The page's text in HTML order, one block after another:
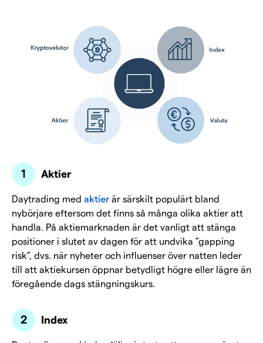
Aktier
Daytrading med aktier är särskilt populärt bland
nybörjare eftersom det finns så många olika aktier att
handla. På aktiemarknaden är det vanligt att stänga
positioner i slutet av dagen för att undvika ”gapping
risk”, dvs. när nyheter och influenser över natten leder
till att aktiekursen öppnar betydligt högre eller lägre än
föregående dags stängningskurs.
Index